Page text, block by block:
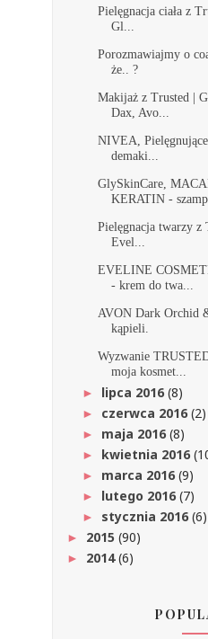
Pielęgnacja ciała z
Gl...
Porozmawiajmy o
że.. ?
Makijaż z Trusted |
Dax, Avo...
NIVEA,
demaki...
GlySkinCare,
KERATIN -
Pielęgnacja twarzy z
Evel...
EVELINE
- krem do twa...
AVON Dark Orchid
kąpieli.
Wyzwanie
moja kosmet...
► lipca 2016(8)
► czerwca 2016(2)
► maja 2016(8)
► kwietnia 2016
► marca 2016(9)
► lutego 2016(7)
► stycznia 2016(6)
► 2015 (90)
► 2014(6)